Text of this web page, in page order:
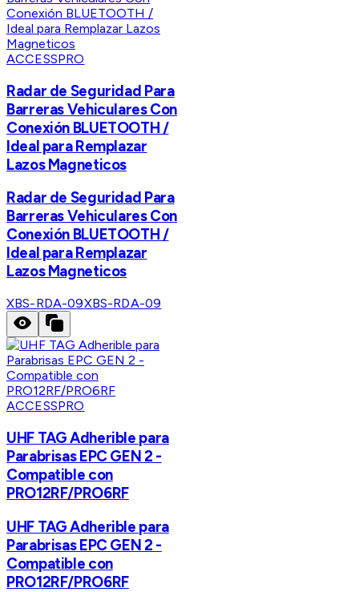
ACCESSPRO
Radar de Seguridad Para
Barreras Vehiculares Con
Conexión BLUETOOTH /
Ideal para Remplazar
Lazos Magneticos
Radar de Seguridad Para
Barreras Vehiculares Con
Conexión BLUETOOTH /
Ideal para Remplazar
Lazos Magneticos
XBS-RDA-09XBS-RDA-09
ACCESSPRO
UHF TAG Adherible para
Parabrisas EPC GEN 2 -
Compatible con
PRO12RF/PRO6RF
UHF TAG Adherible para
Parabrisas EPC GEN 2 -
Compatible con
PRO12RF/PRO6RF